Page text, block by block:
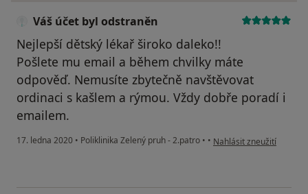
Váš účet byl odstraněn
Nejlepší dětský lékař široko daleko!!
Pošlete mu email a během chvilky máte
odpověď. Nemusíte zbytečně navštěvovat
ordinaci s kašlem a rýmou. Vždy dobře poradí i
emailem.
17. ledna 2020 • Poliklinika Zelený pruh - 2.patro • • podle názoru uživatele
Nahlásit zneužití